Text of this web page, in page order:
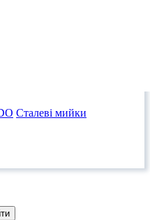
Сталеві мийки